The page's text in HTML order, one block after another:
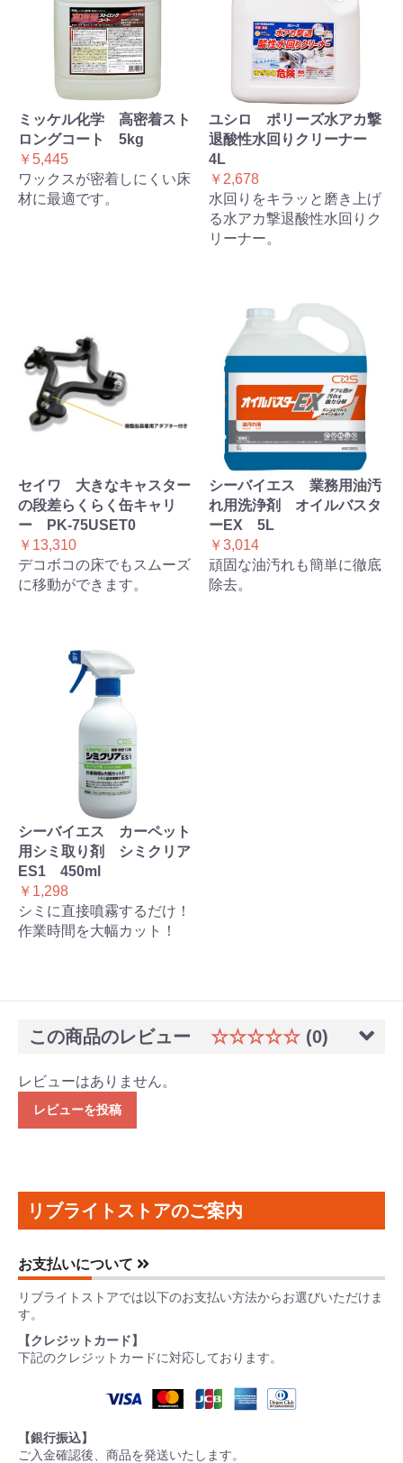
ミッケル化学 高密着スト
ロングコート 5kg
￥5,445
ワックスが密着しにくい床
材に最適です。
ユシロ ポリーズ水アカ撃
退酸性水回りクリーナー
4L
￥2,678
水回りをキラッと磨き上げ
る水アカ撃退酸性水回りク
リーナー。
セイワ 大きなキャスター
の段差らくらく缶キャリ
ー PK-75USET0
￥13,310
デコボコの床でもスムーズ
に移動ができます。
シーバイエス 業務用油汚
れ用洗浄剤 オイルバスタ
ーEX 5L
￥3,014
頑固な油汚れも簡単に徹底
除去。
シーバイエス カーペット
用シミ取り剤 シミクリア
ES1 450ml
￥1,298
シミに直接噴霧するだけ！
作業時間を大幅カット！
この商品のレビュー ☆☆☆☆☆ (0)
レビューはありません。
レビューを投稿
リブライトストアのご案内
お支払いについて
リブライトストアでは以下のお支払い方法からお選びいただけま
す。
【クレジットカード】
下記のクレジットカードに対応しております。
【銀行振込】
ご入金確認後、商品を発送いたします。